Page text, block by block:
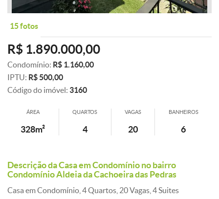
15 fotos
R$ 1.890.000,00
Condomínio: R$ 1.160,00
IPTU: R$ 500,00
Código do imóvel: 3160
ÁREA
328m²
QUARTOS
4
VAGAS
20
BANHEIROS
6
Descrição da Casa em Condomínio no bairro
Condomínio Aldeia da Cachoeira das Pedras
Casa em Condomínio, 4 Quartos, 20 Vagas, 4 Suites